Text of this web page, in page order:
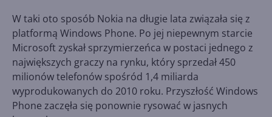
W taki oto sposób Nokia na długie lata związała się z
platformą Windows Phone. Po jej niepewnym starcie
Microsoft zyskał sprzymierzeńca w postaci jednego z
największych graczy na rynku, który sprzedał 450
milionów telefonów spośród 1,4 miliarda
wyprodukowanych do 2010 roku. Przyszłość Windows
Phone zaczęła się ponownie rysować w jasnych